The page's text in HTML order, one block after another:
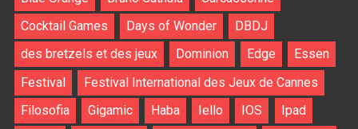
Cocktail Games
Days of Wonder
DBDJ
des bretzels et des jeux
Dominion Edge
Essen
Festival
Festival International des Jeux de Cannes
Filosofia
Gigamic Haba Iello IOS
Ipad